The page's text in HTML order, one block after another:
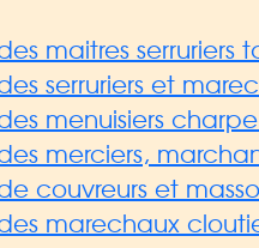
maitres serruriers
serruriers et
menuisiers
merciers,
couvreurs et
marechaux